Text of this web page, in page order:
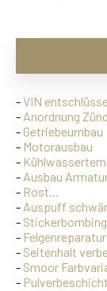
-VIN
- Anordnung
- Getriebeumbau
- Motorausbau
-
- Ausbau
- Rost...
- Auspuff
- Stickerbombing
- Felgenreparatur
- Seitenhalt
- Smoor
-